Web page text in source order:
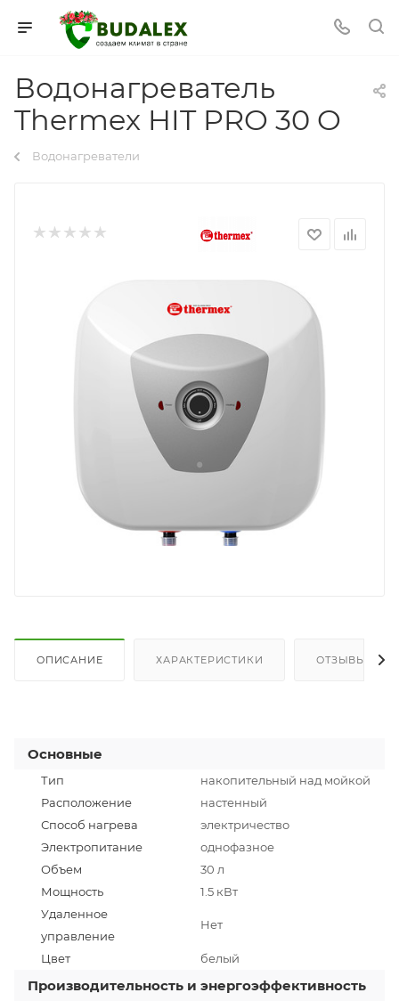
Водонагреватель
Thermex HIT PRO 30 O
Водонагреватели
ОПИСАНИЕ ХАРАКТЕРИСТИКИ ОТЗЫВЫ
Основные
Тип
накопительный над мойкой
Расположение
настенный
Способ нагрева
электричество
Электропитание
однофазное
Объем
30 л
Мощность
1.5 кВт
Удаленное
управление
Нет
Цвет белый
Производительность и энергоэффективность